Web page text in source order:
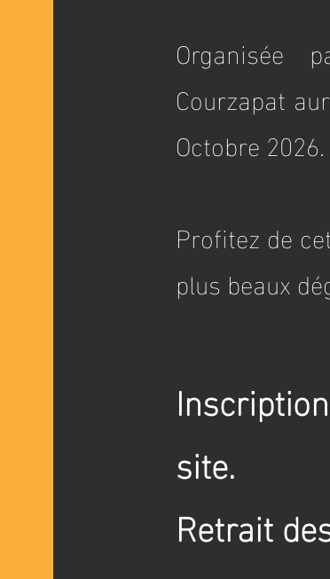
Organisée
Courzapat
Octobre 2026.
Profitez de
plus beaux
site.
Retrait